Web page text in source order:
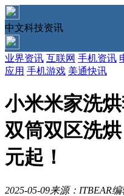
中文科技资讯
业界资讯 互联网 手机资讯
应用 手机游戏 美通快讯
小米米家洗
双筒双区洗
元起！
2025-05-09来源：ITBEAR编